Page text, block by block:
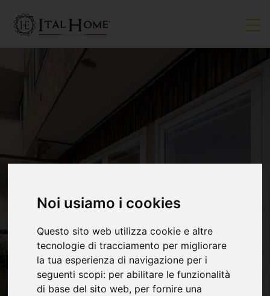
Noi usiamo i cookies
Questo sito web utilizza cookie e altre
tecnologie di tracciamento per migliorare
la tua esperienza di navigazione per i
seguenti scopi: per abilitare le funzionalità
di base del sito web, per fornire una
VENDUTO